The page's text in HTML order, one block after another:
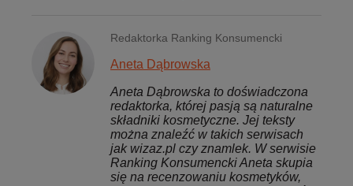
Redaktorka Ranking Konsumencki
Aneta Dąbrowska
Aneta Dąbrowska to doświadczona
redaktorka, której pasją są naturalne
składniki kosmetyczne. Jej teksty
można znaleźć w takich serwisach
jak wizaz.pl czy znamlek. W serwisie
Ranking Konsumencki Aneta skupia
się na recenzowaniu kosmetyków,